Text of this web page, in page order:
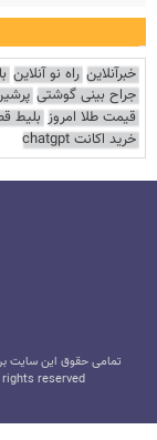
خبرآنلاین راه نو آنلاین
جراح بینی گوشتی
قیمت طلا امروز بلیط
خرید اکانت chatgpt
تمامی حقوق این سایت
reserved